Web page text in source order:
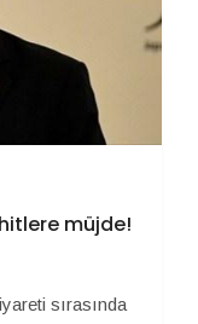
müjde!
sırasında